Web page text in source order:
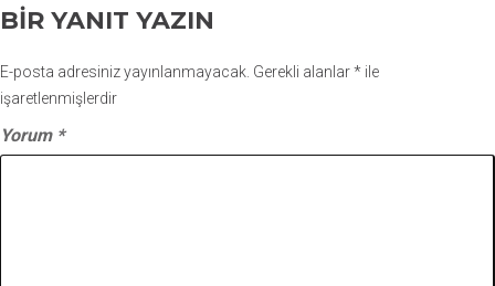
BIR YANIT YAZIN
E-posta adresiniz yayınlanmayacak. Gerekli alanlar* ile
işaretlenmişlerdir
Yorum *